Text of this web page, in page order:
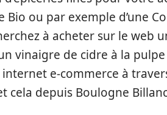
Bio ou par exemple d’une
à acheter sur le web
vinaigre de cidre à la
e-commerce à
cela depuis Boulogne